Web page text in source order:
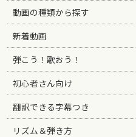
動画の種類から探す
新着動画
弾こう！歌おう！
初心者さん向け
翻訳できる字幕つき
リズム＆弾き方